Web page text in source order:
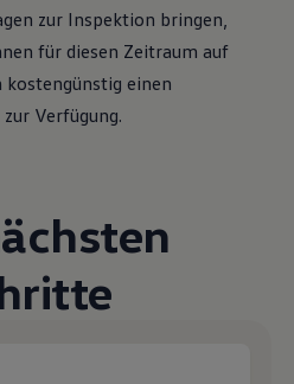
zur Inspektion bringen,
für diesen Zeitraum auf
kostengünstig einen
Verfügung.